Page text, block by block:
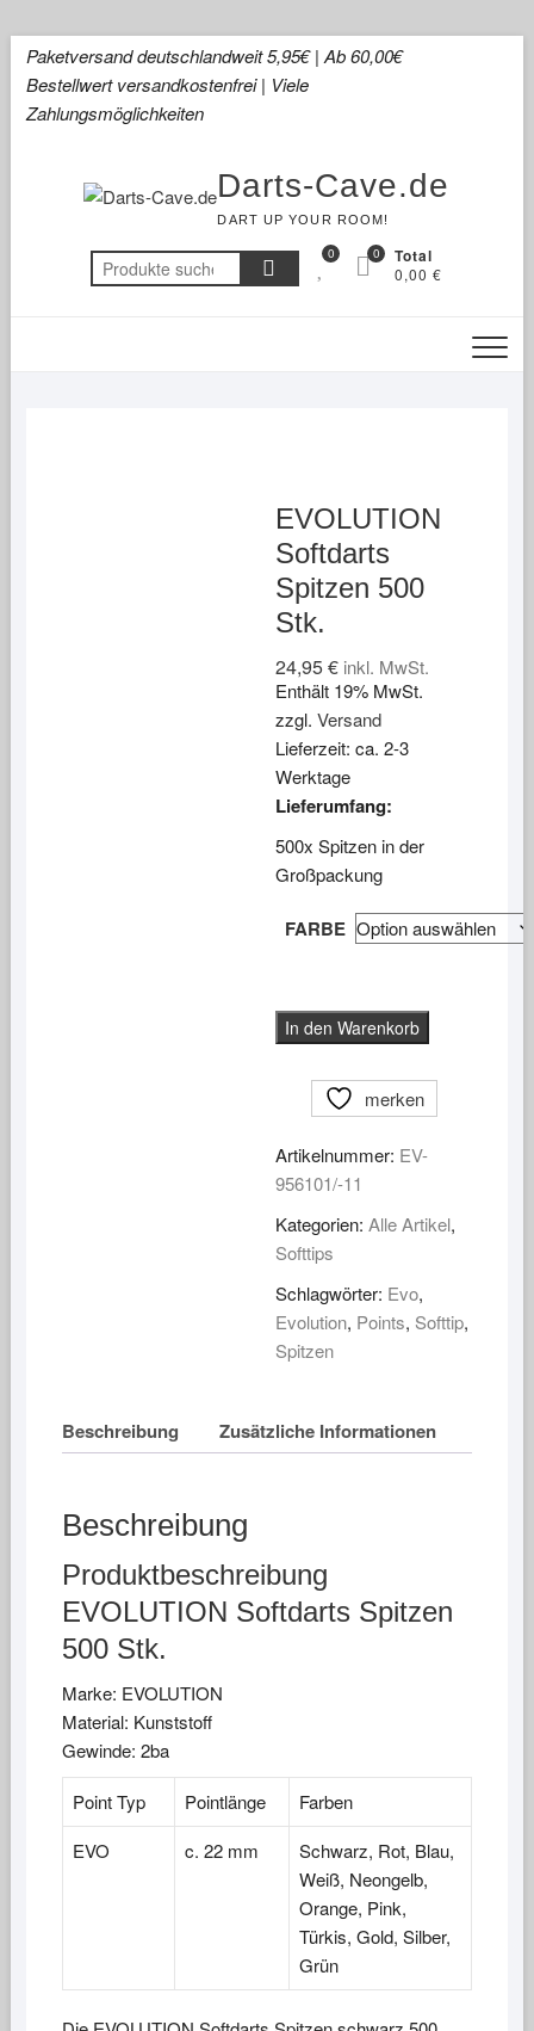
Skip
content
Paketversand deutschlandweit 5,95€ | Ab 60,00€
Bestellwert versandkostenfrei | Viele
Zahlungsmöglichkeiten
Darts-Cave.de
DART UP YOUR ROOM!
Suchen
nach:
0 Total
0,00 €
0
EVOLUTION
Softdarts
Spitzen 500
Stk.
24,95€ inkl. MwSt.
Enthält 19% MwSt.
zzgl. Versand
Lieferzeit: ca. 2-3
Werktage
Lieferumfang:
500x Spitzen in der
Großpackung
FARBE
EVOLUTION
Softdarts
Spitzen
Menge
In den Warenkorb
merken
Artikelnummer: EV-
956101/-11
Kategorien: Alle Artikel,
Softtips
Schlagwörter: Evo,
Evolution, Points, Softtip,
Spitzen
Beschreibung Zusätzliche Informationen
Beschreibung
Produktbeschreibung
EVOLUTION Softdarts Spitzen
500 Stk.
Marke: EVOLUTION
Material: Kunststoff
Gewinde: 2ba
Point Typ Pointlänge
Farben
EVO
c. 22 mm
Schwarz, Rot, Blau,
Weiß, Neongelb,
Orange, Pink,
Türkis, Gold, Silber,
Grün